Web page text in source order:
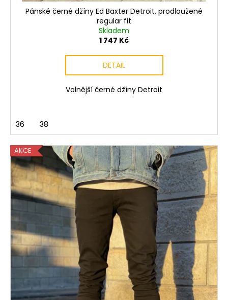
Pánské černé džíny Ed Baxter Detroit, prodloužené
regular fit
Skladem
1 747 Kč
DETAIL
Volnější černé džíny Detroit
36 38
AKCE